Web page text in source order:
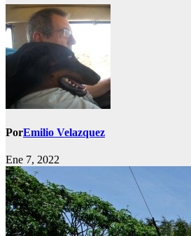
PorEmilio Velazquez
Ene 7, 2022